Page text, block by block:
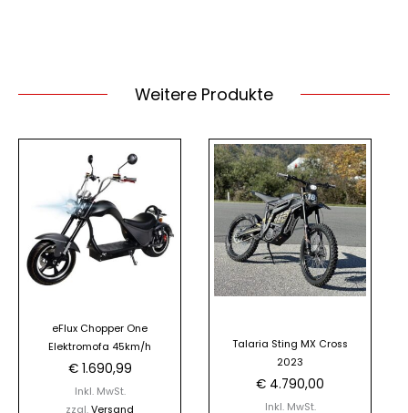
Weitere Produkte
eFlux Chopper One
Elektromofa 45km/h
€1.690,99
Inkl. MwSt.
zzgl. Versand
Dieses
Produkt
weist
mehrere
Varianten
auf.
können
auf
der
Produktseite
Talaria Sting MX Cross
2023
€ 4.790,00
Inkl. MwSt.